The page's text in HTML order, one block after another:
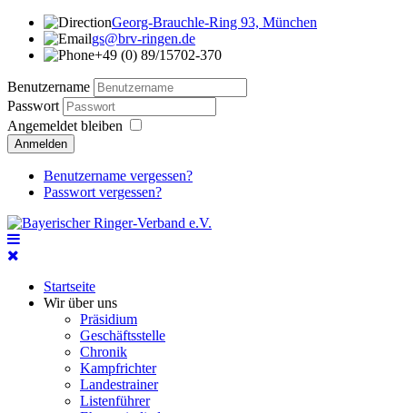
Georg-Brauchle-Ring 93, München
gs@brv-ringen.de
+49 (0) 89/15702-370
Benutzername
Passwort
Angemeldet bleiben
Anmelden
Benutzername vergessen?
Passwort vergessen?
Startseite
Wir über uns
Präsidium
Geschäftsstelle
Chronik
Kampfrichter
Landestrainer
Listenführer